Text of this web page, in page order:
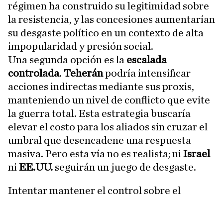
régimen ha construido su legitimidad sobre
la resistencia, y las concesiones aumentarían
su desgaste político en un contexto de alta
impopularidad y presión social.
Una segunda opción es la escalada
controlada. Teheránpodría intensificar
acciones indirectas mediante sus proxis,
manteniendo un nivel de conflicto que evite
la guerra total. Esta estrategia buscaría
elevar el costo para los aliados sin cruzar el
umbral que desencadene una respuesta
masiva. Pero esta vía no es realista; ni Israel
ni EE.UU. seguirán un juego de desgaste.
Intentar mantener el control sobre el